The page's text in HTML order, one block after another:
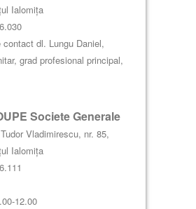
Ialomița
contact dl. Lungu Daniel,
grad profesional principal,
Societe Generale
Vladimirescu, nr. 85,
Ialomița
12.00